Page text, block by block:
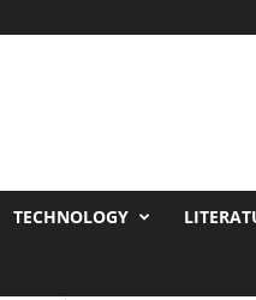
TECHNOLOGY